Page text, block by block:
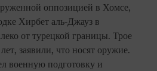
оппозицией в Хомсе,
Хирбет аль-Джауз в
от турецкой границы. Трое
заявили, что носят оружие.
военную подготовку и